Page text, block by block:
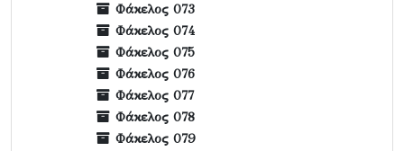
Φάκελος 073
Φάκελος 074
Φάκελος 075
Φάκελος 076
Φάκελος 077
Φάκελος 078
Φάκελος 079